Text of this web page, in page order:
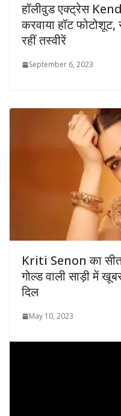
हॉलीवुड एक्ट्रेस
करवाया हॉट
रहीं तस्वीरें
September 6, 2023
Kriti Senon का
गोल्ड वाली साड़ी में
दिल
May 10, 2023